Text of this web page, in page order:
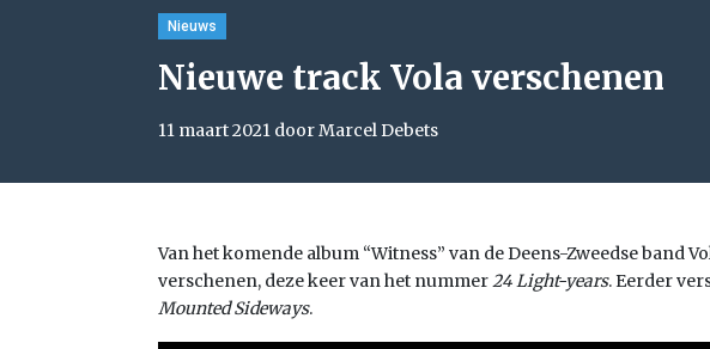
Nieuws
Nieuwe track Vola verschenen
11 maart 2021 door Marcel Debets
Van het komende album “Witness” van de Deens-Zweedse band
verschenen, deze keer van het nummer24 Light-years. Eerder
Mounted Sideways.